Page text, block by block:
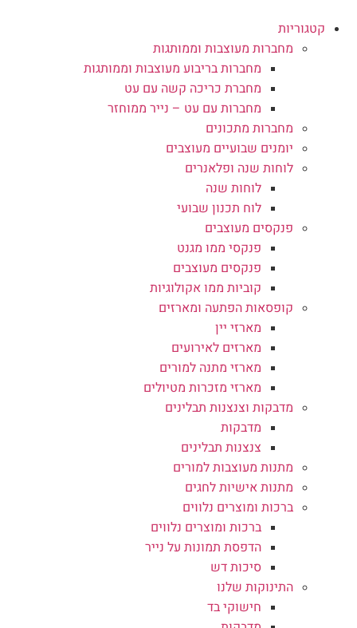
קטגוריות
מחברות מעוצבות וממותגות
מחברות בריבוע מעוצבות וממותגות
מחברת כריכה קשה עם עט
מחברות עם עט – נייר ממוחזר
מחברות מתכונים
יומנים שבועיים מעוצבים
לוחות שנה ופלאנרים
לוחות שנה
לוח תכנון שבועי
פנקסים מעוצבים
פנקסי ממו מגנט
פנקסים מעוצבים
קוביות ממו אקולוגיות
קופסאות הפתעה ומארזים
מארזי יין
מארזים לאירועים
מארזי מתנה למורים
מארזי מזכרות מטיולים
מדבקות וצנצנות תבלינים
מדבקות
צנצנות תבלינים
מתנות מעוצבות למורים
מתנות אישיות לחגים
ברכות ומוצרים נלווים
ברכות ומוצרים נלווים
הדפסת תמונות על נייר
סיכות דש
התינוקות שלנו
חישוקי בד